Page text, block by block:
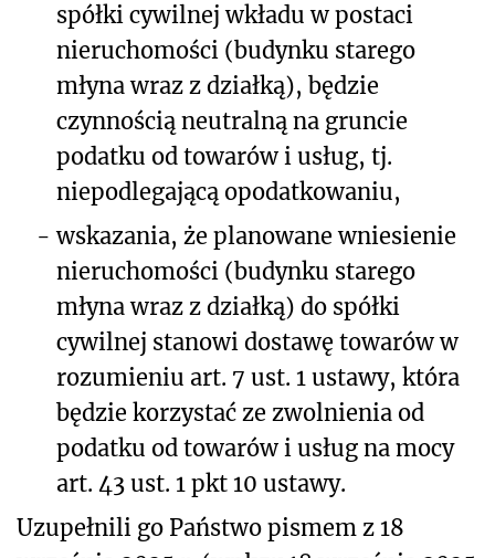
spółki cywilnej wkładu w postaci
nieruchomości (budynku starego
młyna wraz z działką), będzie
czynnością neutralną na gruncie
podatku od towarów i usług, tj.
niepodlegającą opodatkowaniu,
- wskazania, że planowane wniesienie
nieruchomości (budynku starego
młyna wraz z działką) do spółki
cywilnej stanowi dostawę towarów w
rozumieniu art. 7 ust. 1 ustawy, która
będzie korzystać ze zwolnienia od
podatku od towarów i usług na mocy
art. 43 ust. 1 pkt 10 ustawy.
Uzupełnili go Państwo pismem z 18